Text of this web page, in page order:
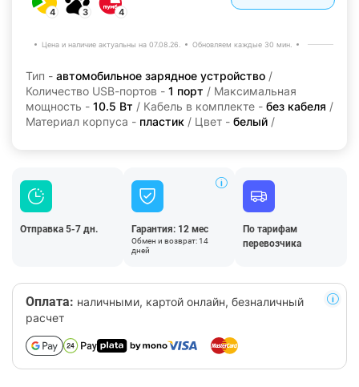
4 3 4
Цена и наличие актуальны на 07.08.26. Обновляем каждые 30 мин.
Тип - автомобильное зарядное устройство /
Количество USB-портов - 1 порт / Максимальная
мощность - 10.5 Вт / Кабель в комплекте - без кабеля /
Материал корпуса - пластик / Цвет - белый /
Отправка 5-7 дн. Гарантия: 12 мес
Обмен и возврат: 14
дней
По тарифам
перевозчика
Оплата: наличными, картой онлайн, безналичный
расчет